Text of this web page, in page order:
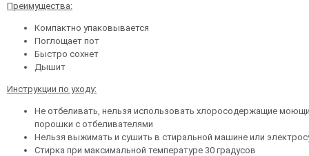
Преимущества:
Компактно упаковывается
Поглощает пот
Быстро сохнет
Дышит
Инструкции по уходу:
Не отбеливать, нельзя использовать хлоросодержащие
порошки с отбеливателями
Нельзя выжимать и сушить в стиральной машине или
Стирка при максимальной температуре 30 градусов